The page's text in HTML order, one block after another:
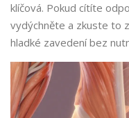
klíčová. Pokud cítíte
vydýchněte a zkuste to
hladké zavedení bez